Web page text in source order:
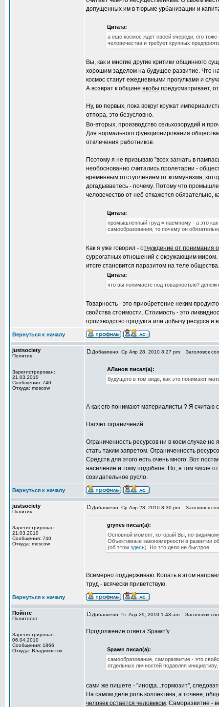
допущенных им в тюрьме урбанизации и
Цитата:
а еще космос ждет своей очереди, его
человечества и требует крупных
Вы, как и многие другие критики общинного
хорошим заделом на будущее развитие. Что
космос станут ежедневными прогулками и
А возврат к общине якобы предусматривает,
Ну, во первых, пока вокруг кружат
отпора, это безусловно.
Во-вторых, производство сельхозорудий и
Для нормального функционирования
отвлечения работников.
Поэтому я не призываю "всех загнать в
необоснованно считались пролетарии -
временным отступлением от коммунизма,
догадываетесь - почему. Потому что
человечество от неё откажется
Цитата:
промышленный труд = наемному - а это
самообразования, то почему он
Как я уже говорил - отчуждение от понимания
суррогатных отношений с окружающим миром.
итоге становится паразитом на теле общества.
Цитата:
что вы понимаете под товарностью?
Товарность - это приобретение неким
свойства стоимости. Стоимость - это
производство продукта или добычу ресурса и
Вернуться к началу
justsociety
Политик
Зарегистрирован:
21.03.2010
Сообщения: 740
Откуда: moscow
Добавлено: Ср Апр 28, 2010 8:27 pm Заголовок
АЛанов писал(а):
будущего в том виде, как это понимают
А как его понимают материалисты ? Я считаю
Насчет ограничений:
Ограниченность ресурсов ни в коем случае
стать таким запретом. Ограниченность
Средств для этого есть очень много. Вот
население и тому подобное. Но, в том числе
созидательное русло.
Вернуться к началу
justsociety
Политик
Зарегистрирован:
21.03.2010
Сообщения: 740
Откуда: moscow
Добавлено: Ср Апр 28, 2010 8:30 pm Заголовок
grynes писал(а):
Основной момент, который Вы, по-
Объективные закономерности в развитии
(об этом здесь). Но это дело не быстрое.
Всемерно поддерживаю. Копать в этом
труд - всячески приветствую.
Вернуться к началу
Пойнтс
Политолог
Зарегистрирован:
06.04.2010
Сообщения: 1866
Откуда: Владивосток
Добавлено: Чт Апр 29, 2010 1:43 am Заголовок
Продолжение ответа Spawn'у
Spawn писал(а):
самообразование, саморазвитие - это
отдельных личностей подавляя инициативу,
сами же пишете - "иногда...тормозит",
На самом деле роль коллектива, а точнее,
человек остается человеком. Саморазвитие -